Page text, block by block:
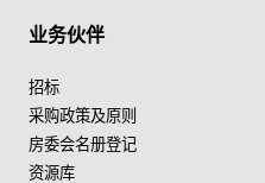
业务伙伴
招标
采购政策及原则
房委会名册登记
资源库